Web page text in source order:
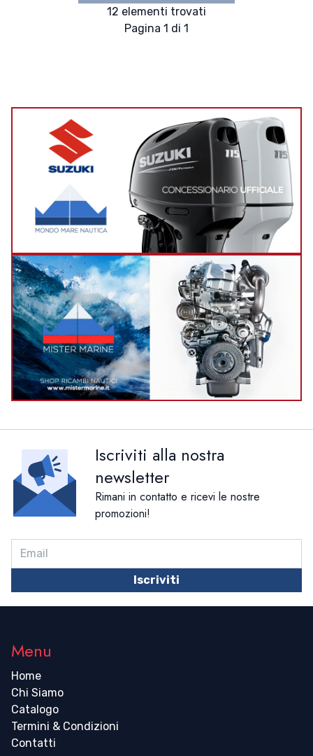
12 elementi trovati
Pagina 1 di 1
Iscriviti alla nostra
newsletter
Rimani in contatto e ricevi le nostre
promozioni!
Iscriviti
Menu
Home
Chi Siamo
Catalogo
Termini & Condizioni
Contatti